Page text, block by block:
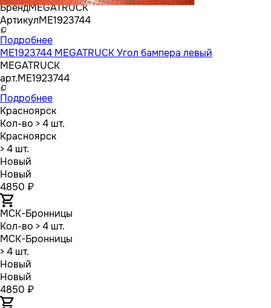
БрендMEGATRUCK
АртикулME1923744
Подробнее
ME1923744 MEGATRUCK Угол бампера левый
MEGATRUCK
арт.ME1923744
Подробнее
Красноярск
Кол-во > 4 шт.
Красноярск
> 4 шт.
Новый
Новый
4850 ₽
МСК-Бронницы
Кол-во > 4 шт.
МСК-Бронницы
> 4 шт.
Новый
Новый
4850 ₽